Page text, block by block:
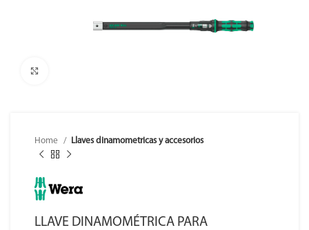
Home Llaves dinamometricas y accesorios
LLAVE DINAMOMÉTRICA PARA